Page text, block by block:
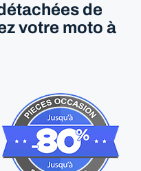
de
votre moto à